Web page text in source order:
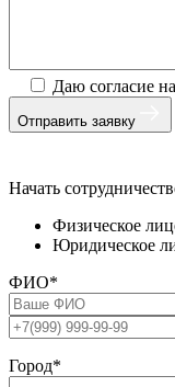
Даю согласие на
Отправить заявку
Начать
Физическое
Юридическое
ФИО*
Город*